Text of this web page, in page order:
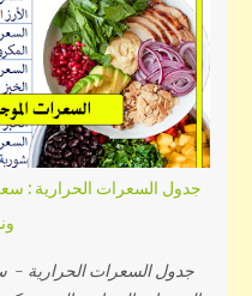
جدول السعرات الحرارية :
جدول السعرات الحرارية -